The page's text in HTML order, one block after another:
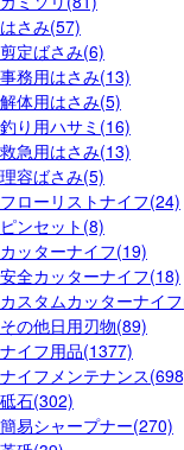
はさみ(57)
剪定ばさみ(6)
事務用はさみ(13)
解体用はさみ(5)
釣り用ハサミ(16)
救急用はさみ(13)
理容ばさみ(5)
フローリストナイフ(24)
ピンセット(8)
カッターナイフ(19)
安全カッターナイフ(18)
カスタムカッターナイ
その他日用刃物(89)
ナイフ用品(1377)
ナイフメンテナンス
砥石(302)
簡易シャープナー(270)